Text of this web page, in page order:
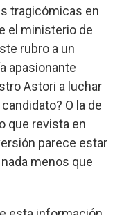
tragicómicas en
el ministerio de
rubro a un
apasionante
Astori a luchar
O la de
que revista en
parece estar
menos que